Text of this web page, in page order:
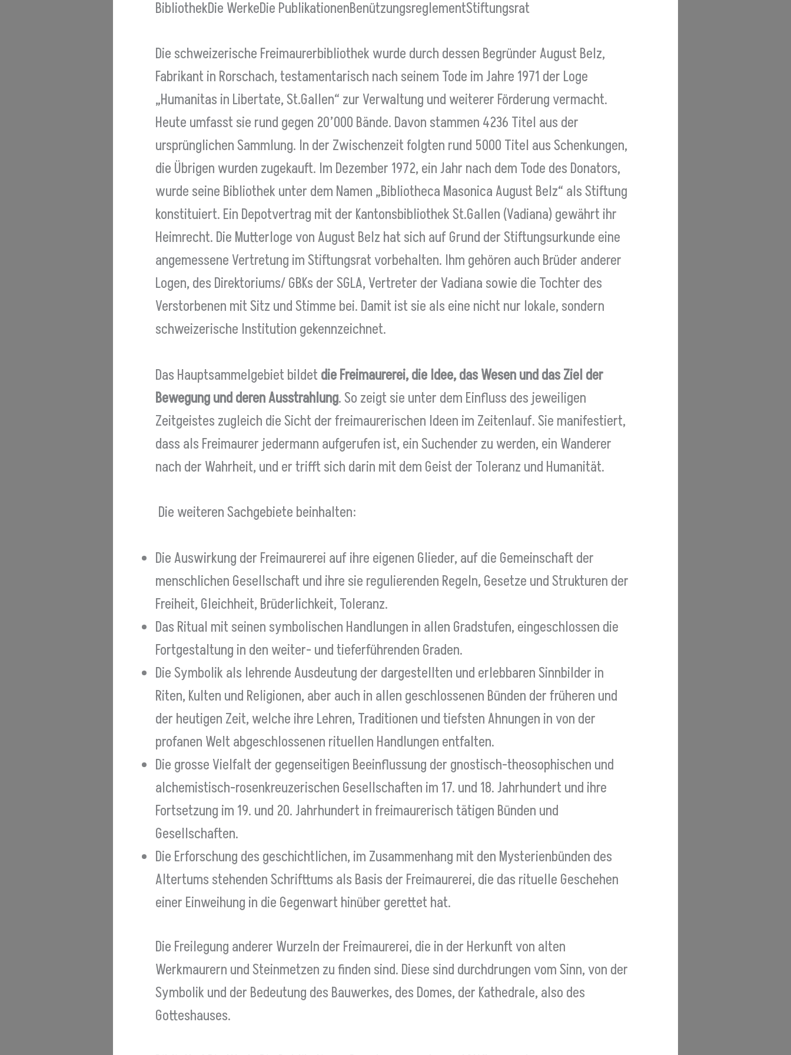
BibliothekDie WerkeDie PublikationenBenützungsreglementStiftungsrat
Die schweizerische Freimaurerbibliothek wurde durch dessen Begründer August Belz,
Fabrikant in Rorschach, testamentarisch nach seinem Tode im Jahre 1971 der Loge
„Humanitas in Libertate, St.Gallen“ zur Verwaltung und weiterer Förderung vermacht.
Heute umfasst sie rund gegen 20’000 Bände. Davon stammen 4236 Titel aus der
ursprünglichen Sammlung. In der Zwischenzeit folgten rund 5000 Titel aus Schenkungen,
die Übrigen wurden zugekauft. Im Dezember 1972, ein Jahr nach dem Tode des Donators,
wurde seine Bibliothek unter dem Namen „Bibliotheca Masonica August Belz“ als Stiftung
konstituiert. Ein Depotvertrag mit der Kantonsbibliothek St.Gallen (Vadiana) gewährt ihr
Heimrecht. Die Mutterloge von August Belz hat sich auf Grund der Stiftungsurkunde eine
angemessene Vertretung im Stiftungsrat vorbehalten. Ihm gehören auch Brüder anderer
Logen, des Direktoriums/ GBKs der SGLA, Vertreter der Vadiana sowie die Tochter des
Verstorbenen mit Sitz und Stimme bei. Damit ist sie als eine nicht nur lokale, sondern
schweizerische Institution gekennzeichnet.
Das Hauptsammelgebiet bildetdie Freimaurerei, die Idee, das Wesen und das Ziel der
Bewegung und deren Ausstrahlung. So zeigt sie unter dem Einfluss des jeweiligen
Zeitgeistes zugleich die Sicht der freimaurerischen Ideen im Zeitenlauf. Sie manifestiert,
dass als Freimaurer jedermann aufgerufen ist, ein Suchender zu werden, ein Wanderer
nach der Wahrheit, und er trifft sich darin mit dem Geist der Toleranz und Humanität.
Die weiteren Sachgebiete beinhalten:
Die Auswirkung der Freimaurerei auf ihre eigenen Glieder, auf die Gemeinschaft der
menschlichen Gesellschaft und ihre sie regulierenden Regeln, Gesetze und Strukturen der
Freiheit, Gleichheit, Brüderlichkeit, Toleranz.
Das Ritual mit seinen symbolischen Handlungen in allen Gradstufen, eingeschlossen die
Fortgestaltung in den weiter- und tieferführenden Graden.
Die Symbolik als lehrende Ausdeutung der dargestellten und erlebbaren Sinnbilder in
Riten, Kulten und Religionen, aber auch in allen geschlossenen Bünden der früheren und
der heutigen Zeit, welche ihre Lehren, Traditionen und tiefsten Ahnungen in von der
profanen Welt abgeschlossenen rituellen Handlungen entfalten.
Die grosse Vielfalt der gegenseitigen Beeinflussung der gnostisch-theosophischen und
alchemistisch-rosenkreuzerischen Gesellschaften im 17. und 18. Jahrhundert und ihre
Fortsetzung im 19. und 20. Jahrhundert in freimaurerisch tätigen Bünden und
Gesellschaften.
Die Erforschung des geschichtlichen, im Zusammenhang mit den Mysterienbünden des
Altertums stehenden Schrifttums als Basis der Freimaurerei, die das rituelle Geschehen
einer Einweihung in die Gegenwart hinüber gerettet hat.
Die Freilegung anderer Wurzeln der Freimaurerei, die in der Herkunft von alten
Werkmaurern und Steinmetzen zu finden sind. Diese sind durchdrungen vom Sinn, von der
Symbolik und der Bedeutung des Bauwerkes, des Domes, der Kathedrale, also des
Gotteshauses.